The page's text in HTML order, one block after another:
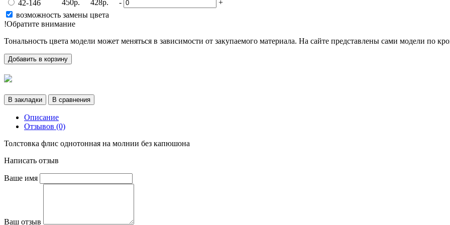
42-146 450р. 428р. -
+
возможность замены цвета
!Обратите внимание
Тональность цвета модели может меняться в зависимости от закупаемого материала. На сайте представлены сами модели по
Добавить в корзину
В закладки В сравнения
Описание
Отзывов (0)
Толстовка флис однотонная на молнии без капюшона
Написать отзыв
Ваше имя
Ваш отзыв